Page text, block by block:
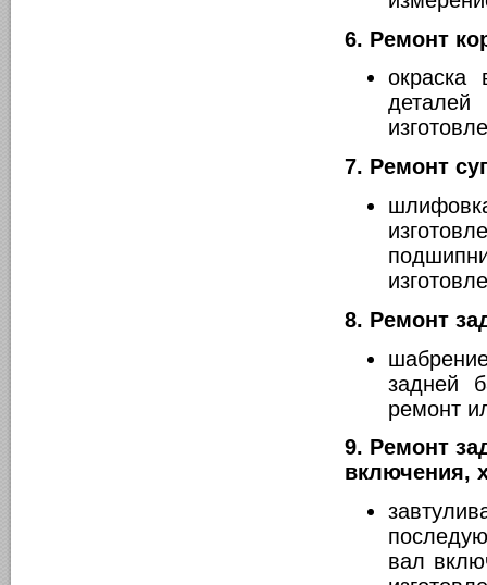
6. Ремонт
окраска
7. Ремонт
8. Ремонт
задней
ремонт
9. Ремонт
включения,
вал